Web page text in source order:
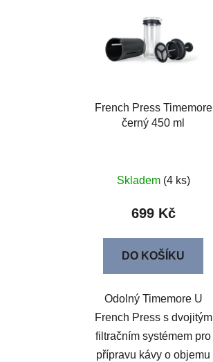
French Press Timemore
černý 450 ml
Skladem (4 ks)
699 Kč
DO KOŠÍKU
Odolný Timemore U
French Press s dvojitým
filtračním systémem pro
přípravu kávy o objemu